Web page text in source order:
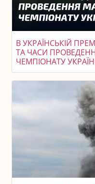
В УКРАЇНСЬКІЙ
ТА ЧАСИ
ЧЕМПІОНАТУ